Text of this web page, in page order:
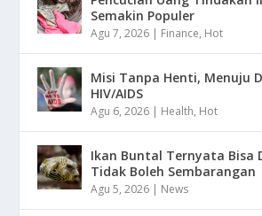
Semakin Populer
Agu 7, 2026 | Finance, Hot
Misi Tanpa Henti, Menuju
HIV/AIDS
Agu 6, 2026 | Health, Hot
Ikan Buntal Ternyata Bisa
Tidak Boleh Sembarangan
Agu 5, 2026 | News